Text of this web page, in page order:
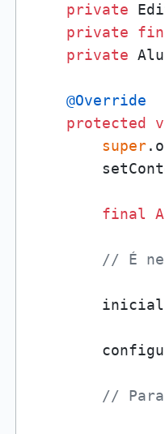
private
private
private
@Override
protected
super
final
// É
//